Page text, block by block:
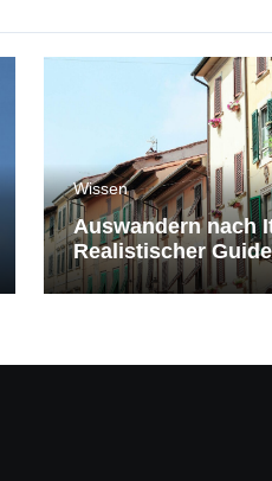
Wissen
Auswandern nach
Realistischer
Deutsche